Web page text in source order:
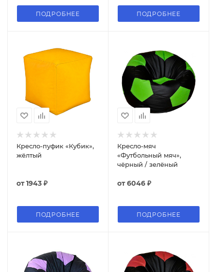
ПОДРОБНЕЕ ПОДРОБНЕЕ
Кресло-пуфик «Кубик»,
жёлтый
от1943 ₽
ПОДРОБНЕЕ
Кресло-мяч
«Футбольный мяч»,
чёрный / зелёный
от6046 ₽
ПОДРОБНЕЕ